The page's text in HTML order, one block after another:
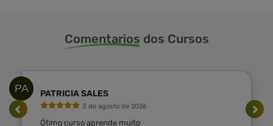
Comentarios dos Cursos
PA PATRICIA SALES
3 de agosto de 2026
Ótimo curso aprende muito